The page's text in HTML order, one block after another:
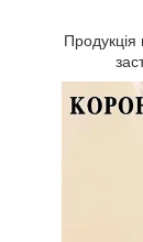
Продукція